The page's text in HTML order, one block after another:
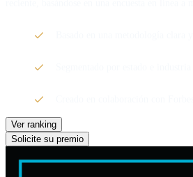
Ver ranking
Solicite su premio